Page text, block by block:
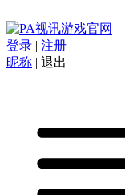
登录 | 注册
昵称 | 退出